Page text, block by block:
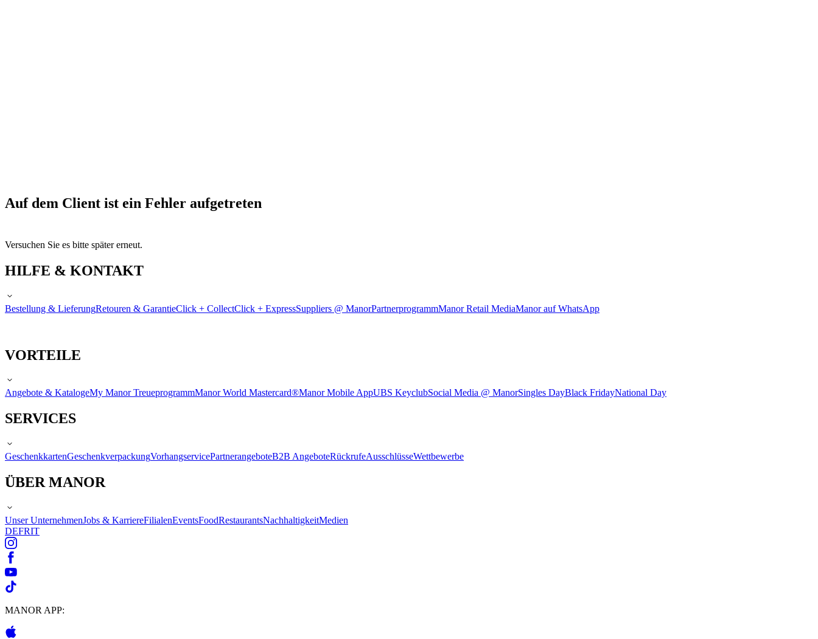
Auf dem Client ist ein Fehler aufgetreten
Versuchen Sie es bitte später erneut.
HILFE & KONTAKT
Bestellung & LieferungRetouren & GarantieClick + CollectClick + ExpressSuppliers @ ManorPartnerprogrammManor Retail MediaManor auf WhatsApp
VORTEILE
Angebote & KatalogeMy Manor TreueprogrammManor World Mastercard®Manor Mobile AppUBS KeyclubSocial Media @ ManorSingles DayBlack FridayNational Day
SERVICES
GeschenkkartenGeschenkverpackungVorhangservicePartnerangeboteB2B AngeboteRückrufeAusschlüsseWettbewerbe
ÜBER MANOR
Unser UnternehmenJobs & KarriereFilialenEventsFoodRestaurantsNachhaltigkeitMedien
DEFRIT
MANOR APP: